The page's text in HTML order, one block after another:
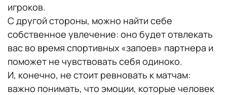
игроков.
С другой стороны, можно найти себе
собственное увлечение: оно будет отвлекать
вас во время спортивных «запоев» партнера и
поможет не чувствовать себя одиноко.
И, конечно, не стоит ревновать к матчам:
важно понимать, что эмоции, которые человек